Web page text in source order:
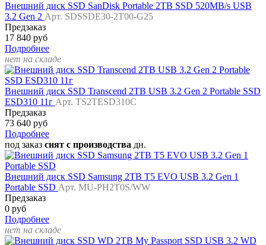
Внешний диск SSD SanDisk Portable 2TB SSD 520MB/s USB
3.2 Gen 2 Арт. SDSSDE30-2T00-G25
Предзаказ
17 840 руб
Подробнее
нет на складе
Внешний диск SSD Transcend 2TB USB 3.2 Gen 2 Portable SSD
ESD310 11г Арт. TS2TESD310C
Предзаказ
73 640 руб
Подробнее
под заказ снят с производства дн.
Внешний диск SSD Samsung 2TB T5 EVO USB 3.2 Gen 1
Portable SSD Арт. MU-PH2T0S/WW
Предзаказ
0 руб
Подробнее
нет на складе